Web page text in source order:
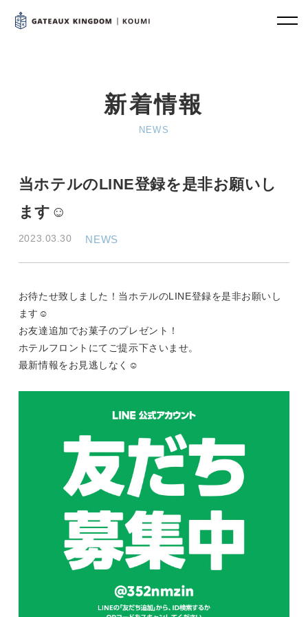
新着情報
NEWS
当ホテルのLINE登録を是非お願いし
ます☺
2023.03.30 NEWS
お待たせ致しました！当ホテルのLINE登録を是非お願いし
ます☺
お友達追加でお菓子のプレゼント！
ホテルフロントにてご提示下さいませ。
最新情報をお見逃しなく☺